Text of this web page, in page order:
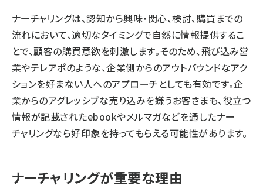
ナーチャリングは、認知から興味・関心、検討、購買までの
流れにおいて、適切なタイミングで自然に情報提供するこ
とで、顧客の購買意欲を刺激します。そのため、飛び込み営
業やテレアポのような、企業側からのアウトバウンドなアク
ションを好まない人へのアプローチとしても有効です。企
業からのアグレッシブな売り込みを嫌うお客さまも、役立つ
情報が記載されたebookやメルマガなどを通したナー
チャリングなら好印象を持ってもらえる可能性があります。
ナーチャリングが重要な理由